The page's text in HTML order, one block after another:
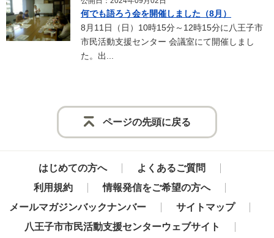
何でも語ろう会を開催しました（8月）
8月11日（日）10時15分～12時15分に八王子市
市民活動支援センター 会議室にて開催しまし
た。出...
ページの先頭に戻る
はじめての方へ
よくあるご質問
利用規約
情報発信をご希望の方へ
メールマガジンバックナンバー
サイトマップ
八王子市市民活動支援センターウェブサイト